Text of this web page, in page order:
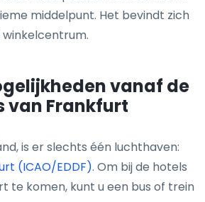
middelpunt. Het bevindt zich
vanaf de
van Frankfurt
is er slechts één luchthaven:
(ICAO/EDDF). Om bij de hotels
te komen, kunt u een bus of trein